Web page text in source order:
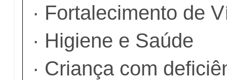
· Fortalecimento de
· Higiene e Saúde
· Criança com